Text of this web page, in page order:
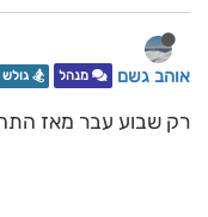
אוהב גשם מנהל 🏂
רק שבוע עבר מאז